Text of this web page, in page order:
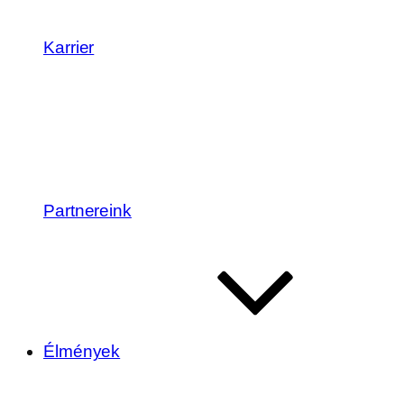
Karrier
Partnereink
Élmények